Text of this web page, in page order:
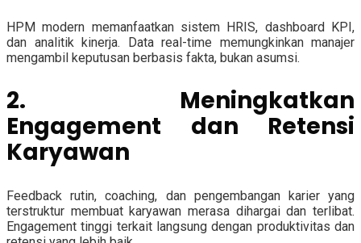
HPM modern memanfaatkan sistem HRIS, dashboard KPI,
dan analitik kinerja. Data real-time memungkinkan manajer
mengambil keputusan berbasis fakta, bukan asumsi.
2. Meningkatkan
Engagement dan Retensi
Karyawan
Feedback rutin, coaching, dan pengembangan karier yang
terstruktur membuat karyawan merasa dihargai dan terlibat.
Engagement tinggi terkait langsung dengan produktivitas dan